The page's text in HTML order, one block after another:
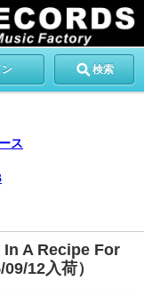
ン 検索
ス
A Recipe For
12入荷）